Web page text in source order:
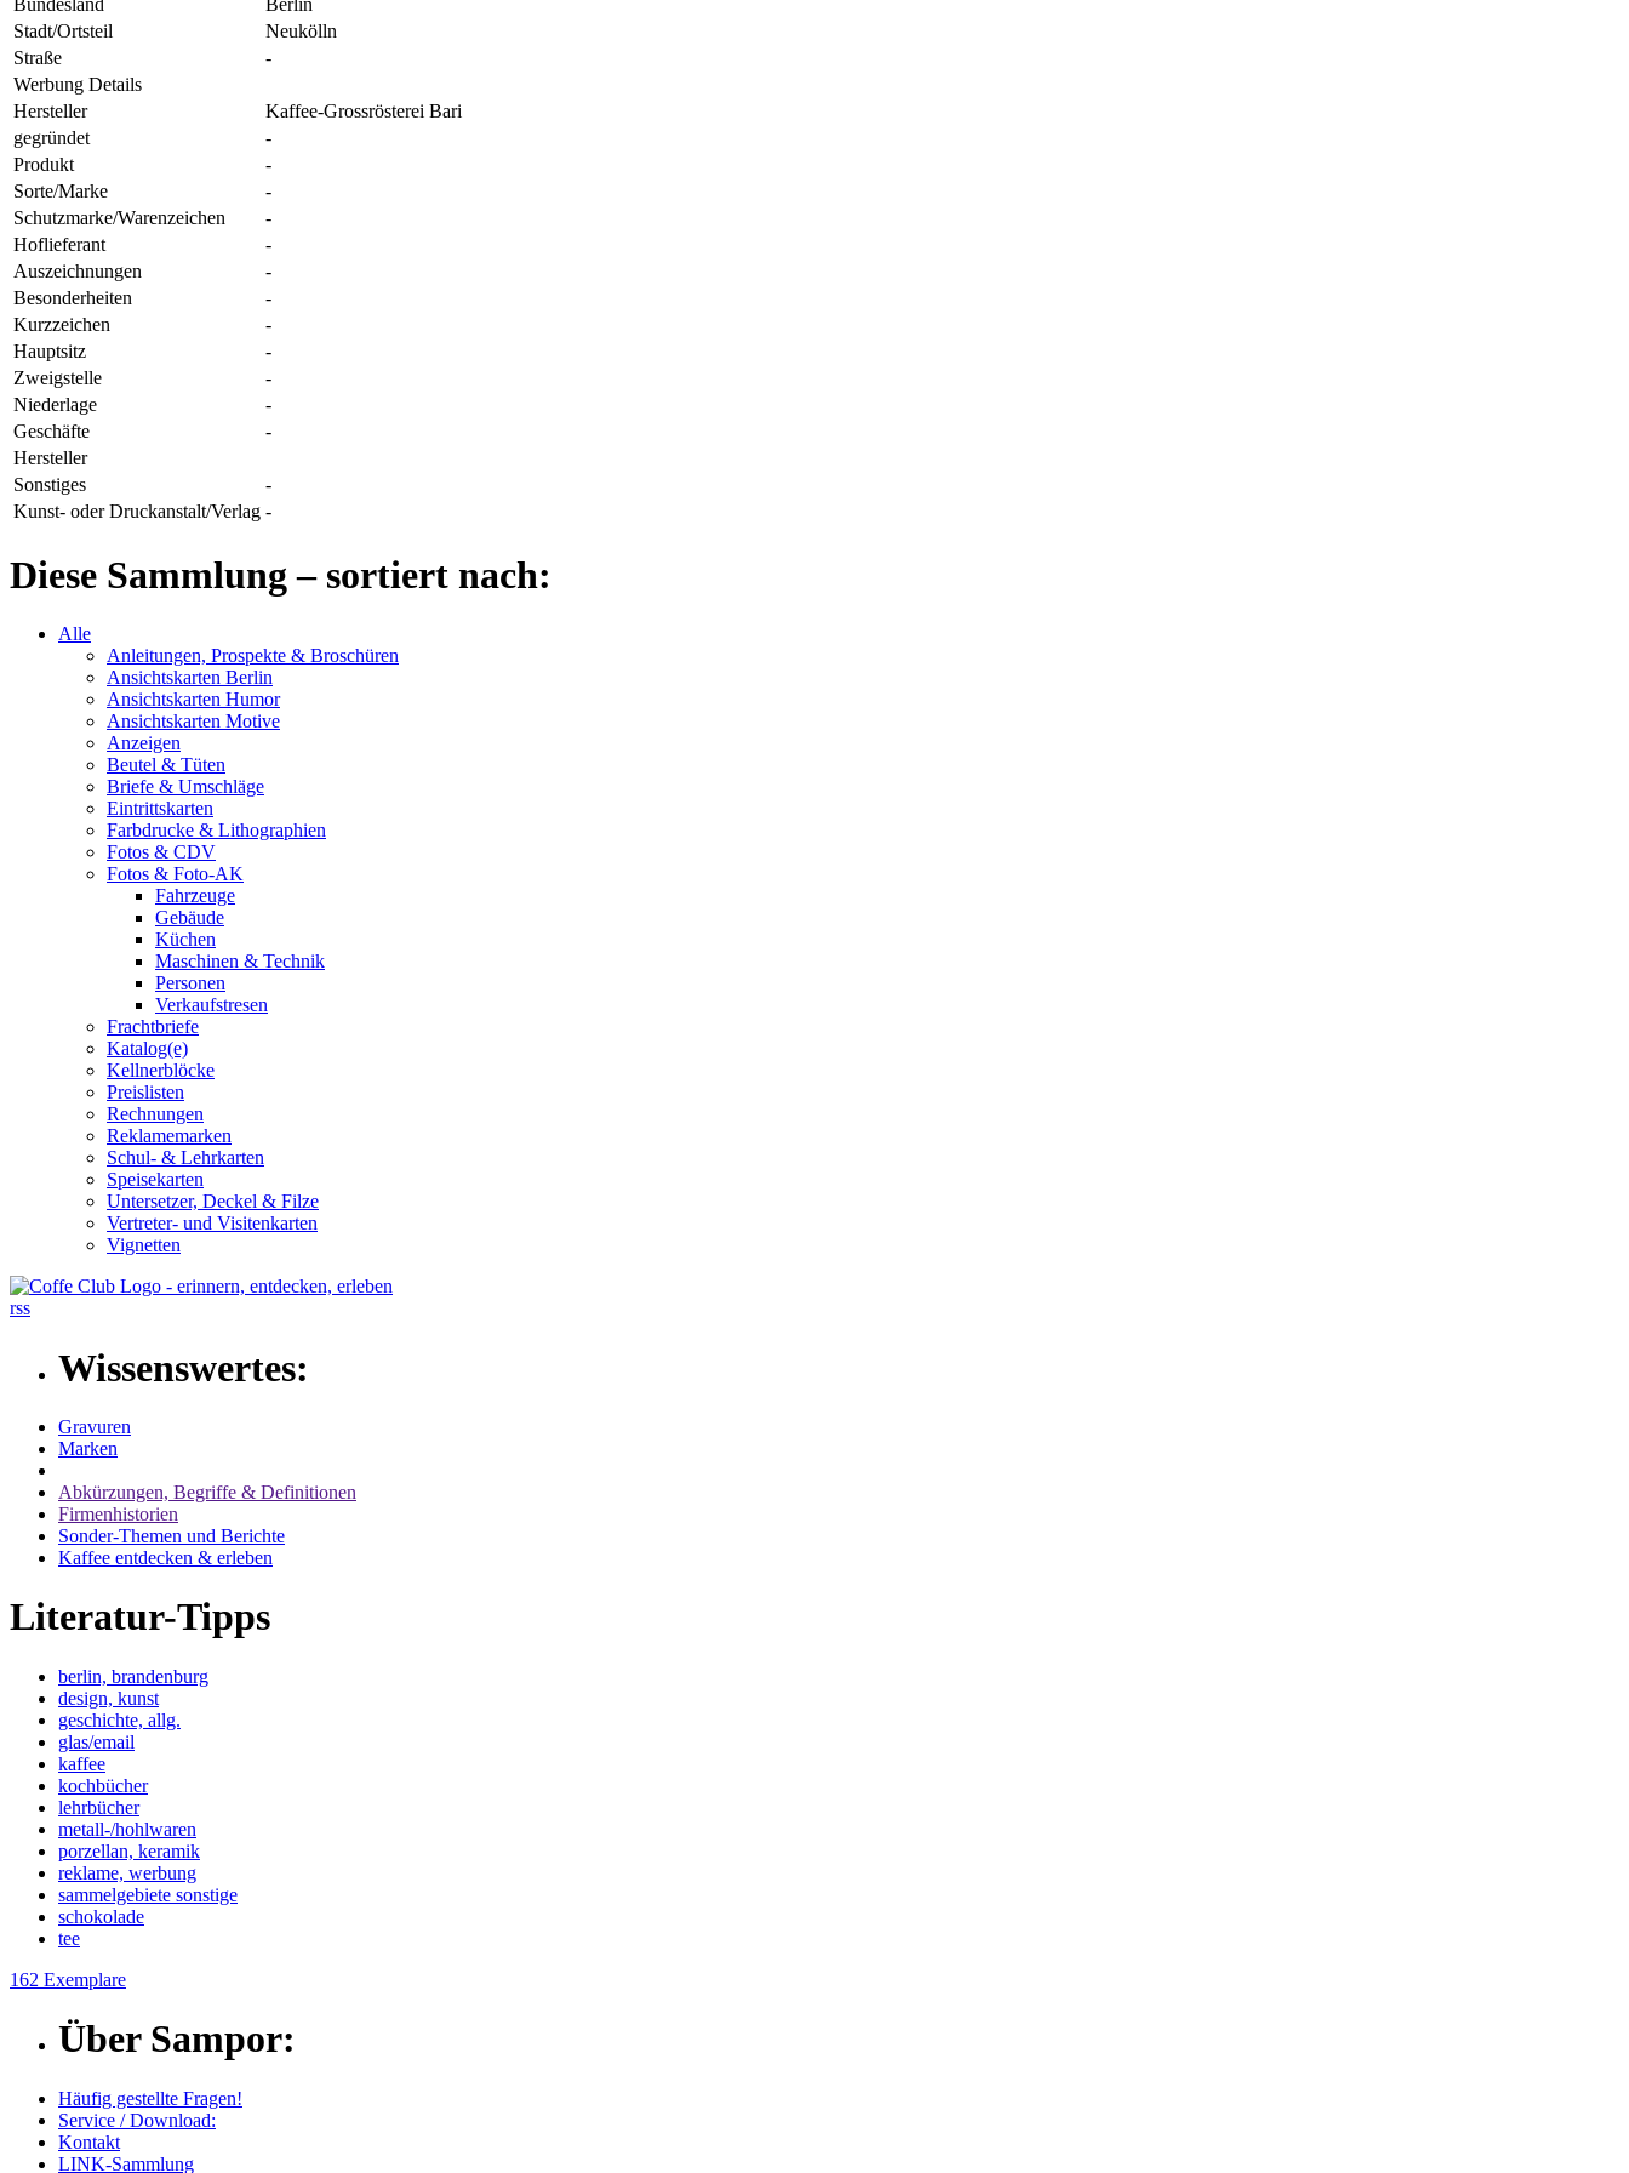
Bundesland
Berlin
Stadt/Ortsteil
Neukölln
Straße
-
Werbung Details
Hersteller
Kaffee-Grossrösterei Bari
gegründet
-
Produkt
-
Sorte/Marke
-
Schutzmarke/Warenzeichen
-
Hoflieferant
-
Auszeichnungen
-
Besonderheiten
-
Kurzzeichen
-
Hauptsitz
-
Zweigstelle
-
Niederlage
-
Geschäfte
-
Hersteller
Sonstiges
-
Kunst- oder Druckanstalt/Verlag -
Diese Sammlung – sortiert nach:
Alle
Anleitungen, Prospekte & Broschüren
Ansichtskarten Berlin
Ansichtskarten Humor
Ansichtskarten Motive
Anzeigen
Beutel & Tüten
Briefe & Umschläge
Eintrittskarten
Farbdrucke & Lithographien
Fotos & CDV
Fotos & Foto-AK
Fahrzeuge
Gebäude
Küchen
Maschinen & Technik
Personen
Verkaufstresen
Frachtbriefe
Katalog(e)
Kellnerblöcke
Preislisten
Rechnungen
Reklamemarken
Schul- & Lehrkarten
Speisekarten
Untersetzer, Deckel & Filze
Vertreter- und Visitenkarten
Vignetten
rss
Wissenswertes:
Gravuren
Marken
Abkürzungen, Begriffe & Definitionen
Firmenhistorien
Sonder-Themen und Berichte
Kaffee entdecken & erleben
Literatur-Tipps
berlin, brandenburg
design, kunst
geschichte, allg.
glas/email
kaffee
kochbücher
lehrbücher
metall-/hohlwaren
porzellan, keramik
reklame, werbung
sammelgebiete sonstige
schokolade
tee
162 Exemplare
Über Sampor:
Häufig gestellte Fragen!
Service / Download:
Kontakt
LINK-Sammlung